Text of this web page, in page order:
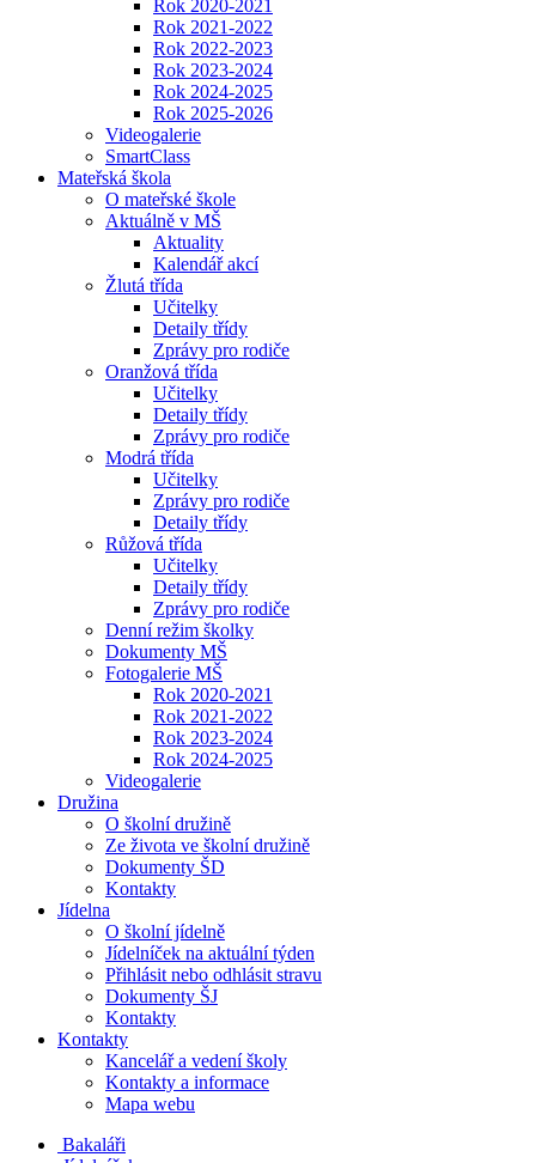
Rok 2020-2021
Rok 2021-2022
Rok 2022-2023
Rok 2023-2024
Rok 2024-2025
Rok 2025-2026
Videogalerie
SmartClass
Mateřská škola
O mateřské škole
Aktuálně v MŠ
Aktuality
Kalendář akcí
Žlutá třída
Učitelky
Detaily třídy
Zprávy pro rodiče
Oranžová třída
Učitelky
Detaily třídy
Zprávy pro rodiče
Modrá třída
Učitelky
Zprávy pro rodiče
Detaily třídy
Růžová třída
Učitelky
Detaily třídy
Zprávy pro rodiče
Denní režim školky
Dokumenty MŠ
Fotogalerie MŠ
Rok 2020-2021
Rok 2021-2022
Rok 2023-2024
Rok 2024-2025
Videogalerie
Družina
O školní družině
Ze života ve školní družině
Dokumenty ŠD
Kontakty
Jídelna
O školní jídelně
Jídelníček na aktuální týden
Přihlásit nebo odhlásit stravu
Dokumenty ŠJ
Kontakty
Kontakty
Kancelář a vedení školy
Kontakty a informace
Mapa webu
Bakaláři